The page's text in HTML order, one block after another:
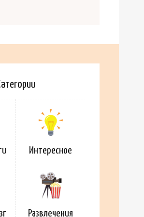
Интересное
Развлечения